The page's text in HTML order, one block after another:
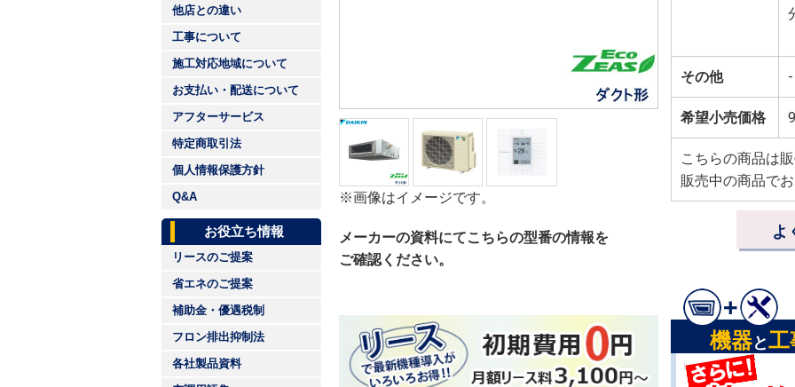
他店との違い
工事について
施工対応地域について
お支払い・配送について
アフターサービス
特定商取引法
個人情報保護方針
Q&A
お役立ち情報
リースのご提案
省エネのご提案
補助金・優遇税制
フロン排出抑制法
各社製品資料
※画像はイメージです。
メーカーの資料にてこちらの型番の情報を
ご確認ください。
その他 -
希望小売価格
こちらの商品は
販売中の商品で
よ
機器と工